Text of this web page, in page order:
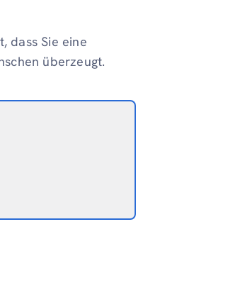
dass Sie eine
überzeugt.